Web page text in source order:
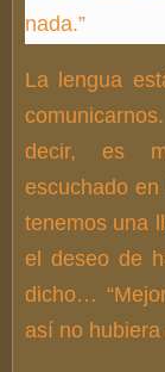
nada.”
La lengua
decir, es
escuchado
tenemos una
el deseo de
dicho…
así no